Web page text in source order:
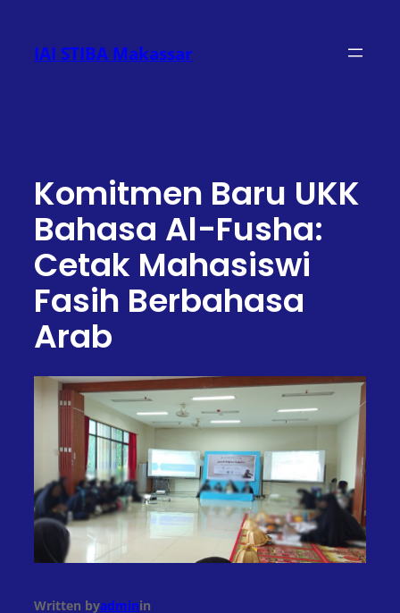
konten
IAI STIBA Makassar
Komitmen Baru UKK
Bahasa Al-Fusha:
Cetak Mahasiswi
Fasih Berbahasa
Arab
Written byadminin